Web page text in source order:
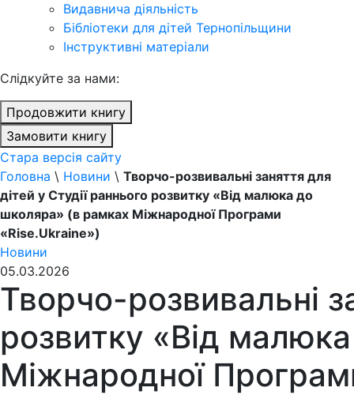
Видавнича діяльність
Бібліотеки для дітей Тернопільщини
Інструктивні матеріали
Cлідкуйте за нами:
Продовжити книгу
Замовити книгу
Стара версія сайту
Головна \ Новини \ Творчо-розвивальні заняття для
дітей у Студії раннього розвитку «Від малюка до
школяра» (в рамках Міжнародної Програми
«Rise.Ukraine»)
Новини
05.03.2026
Творчо-розвивальні
розвитку «Від
Міжнародної